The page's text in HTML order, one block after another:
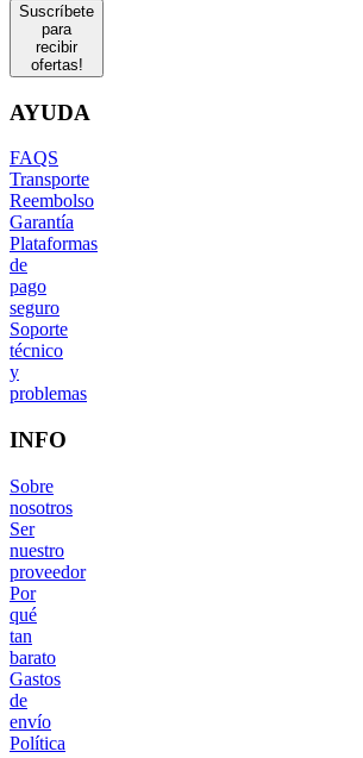
Suscríbete
para
recibir
ofertas!
AYUDA
FAQS
Transporte
Reembolso
Garantía
Plataformas
de
pago
seguro
Soporte
técnico
y
problemas
INFO
Sobre
nosotros
Ser
nuestro
proveedor
Por
qué
tan
barato
Gastos
de
envío
Política